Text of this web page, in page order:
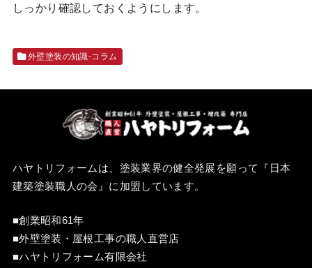
しっかり確認しておくようにします。
外壁塗装の知識‐コラム
ハヤトリフォームは、塗装業界の健全発展を願って『 日本
建築塗装職人の会 』に加盟しています。
■創業昭和61年
■外壁塗装・屋根工事の職人直営店
■ハヤトリフォーム有限会社